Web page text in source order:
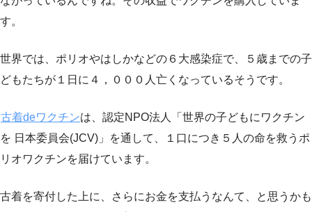
す。
世界では、ポリオやはしかなどの６大感染症で、５歳までの子
どもたちが１日に４，０００人亡くなっているそうです。
古着deワクチンは、認定NPO法人「世界の子どもにワクチン
を 日本委員会(JCV)」を通して、１口につき５人の命を救うポ
リオワクチンを届けています。
古着を寄付した上に、さらにお金を支払うなんて、と思うかも